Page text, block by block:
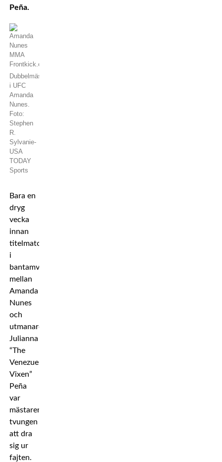
Peña.
Dubbelmästaren
i UFC
Amanda
Nunes.
Foto:
Stephen
R.
Sylvanie-
USA
TODAY
Sports
Bara en
dryg
vecka
innan
titelmatchen
i
bantamvikt
mellan
Amanda
Nunes
och
utmanaren
Julianna
“The
Venezuelan
Vixen”
Peña
var
mästaren
tvungen
att dra
sig ur
fajten.